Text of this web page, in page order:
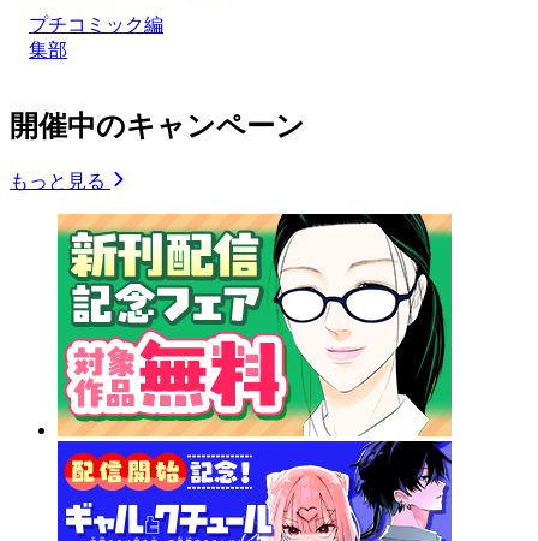
プチコミック編
集部
開催中のキャンペーン
もっと見る